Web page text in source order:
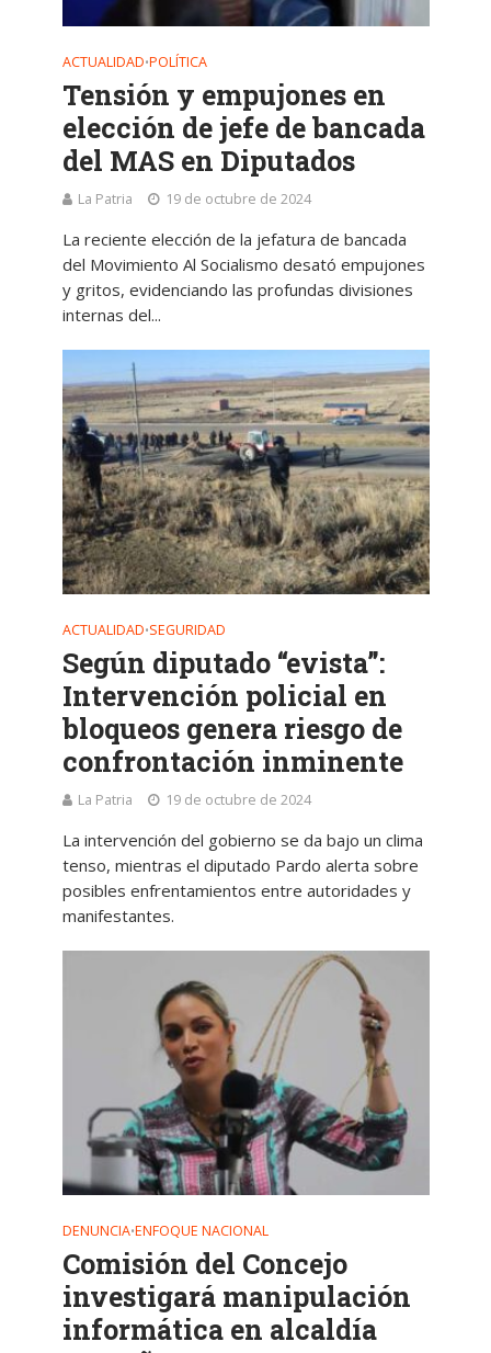
ACTUALIDAD•POLÍTICA
Tensión y empujones en
elección de jefe de bancada
del MAS en Diputados
La Patria 19 de octubre de 2024
La reciente elección de la jefatura de bancada
del Movimiento Al Socialismo desató empujones
y gritos, evidenciando las profundas divisiones
internas del...
ACTUALIDAD•SEGURIDAD
Según diputado “evista”:
Intervención policial en
bloqueos genera riesgo de
confrontación inminente
La Patria 19 de octubre de 2024
La intervención del gobierno se da bajo un clima
tenso, mientras el diputado Pardo alerta sobre
posibles enfrentamientos entre autoridades y
manifestantes.
DENUNCIA•ENFOQUE NACIONAL
Comisión del Concejo
investigará manipulación
informática en alcaldía